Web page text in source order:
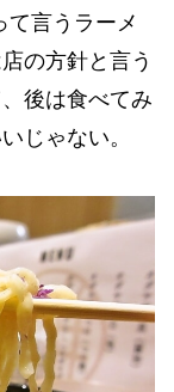
て言うラーメ
の方針と言う
後は食べてみ
じゃない。